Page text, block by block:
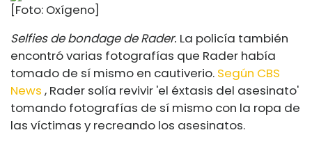
[Foto: Oxígeno]
Selfies de bondage de Rader. La policía también
encontró varias fotografías que Rader había
tomado de sí mismo en cautiverio. Según CBS
News , Rader solía revivir 'el éxtasis del asesinato'
tomando fotografías de sí mismo con la ropa de
las víctimas y recreando los asesinatos.